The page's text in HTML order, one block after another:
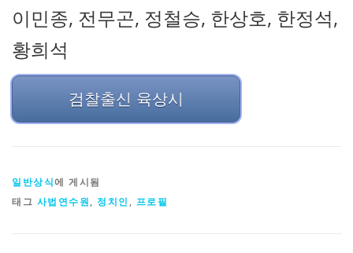
이민종, 전무곤, 정철승, 한상호, 한정석,
황희석
검찰출신 육상시
일반상식에 게시됨
태그 사법연수원, 정치인 , 프로필